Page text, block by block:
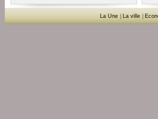
La Une La ville